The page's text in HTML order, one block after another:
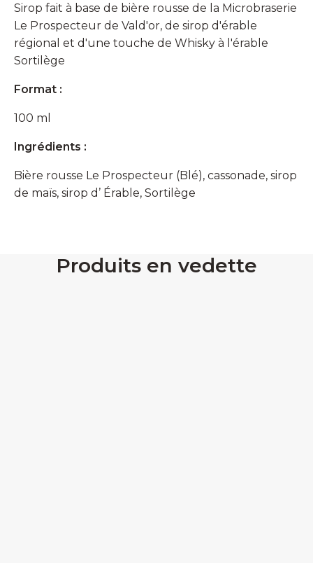
Sirop fait à base de bière rousse de la Microbraserie
Le Prospecteur de Vald'or, de sirop d'érable
régional et d'une touche de Whisky à l'érable
Sortilège
Format :
100 ml
Ingrédients :
Bière rousse Le Prospecteur (Blé), cassonade, sirop
de maïs, sirop d’ Érable, Sortilège
Produits en vedette